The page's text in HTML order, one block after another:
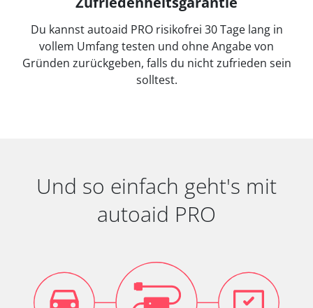
Du kannst autoaid PRO risikofrei 30 Tage lang in
vollem Umfang testen und ohne Angabe von
Gründen zurückgeben, falls du nicht zufrieden sein
solltest.
Und so einfach geht's mit
autoaid PRO